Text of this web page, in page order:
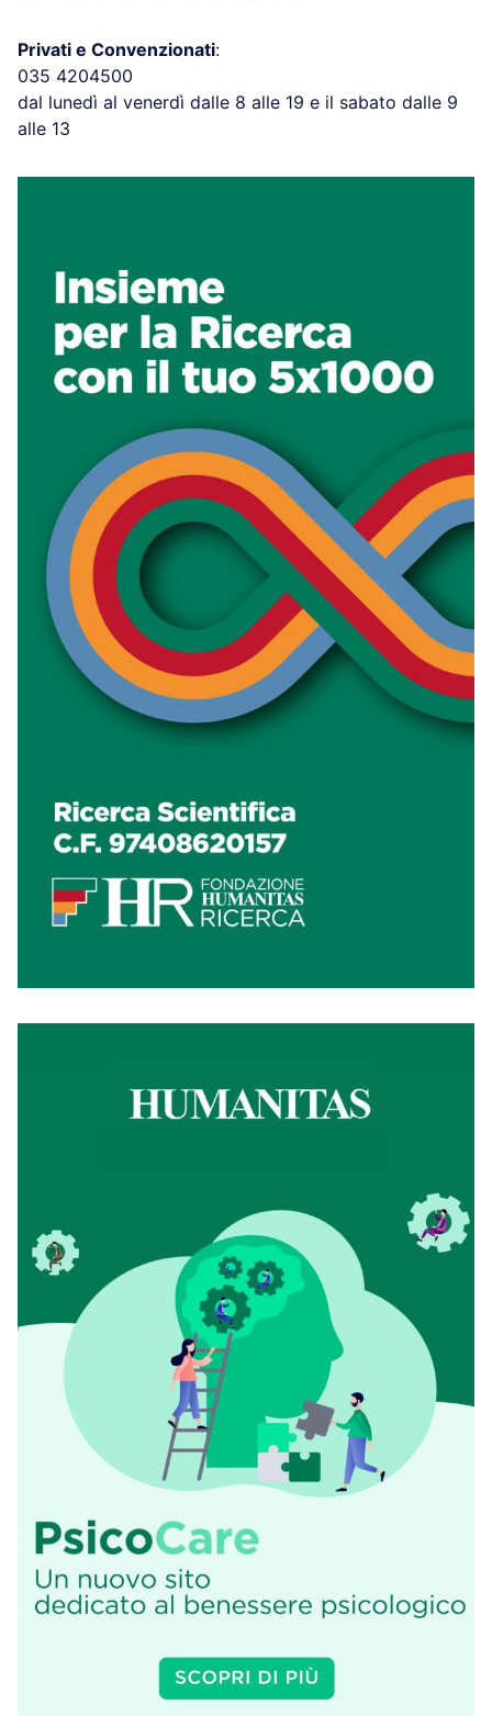
Privati e Convenzionati:
035 4204500
dal lunedì al venerdì dalle 8 alle 19 e il sabato dalle 9
alle 13